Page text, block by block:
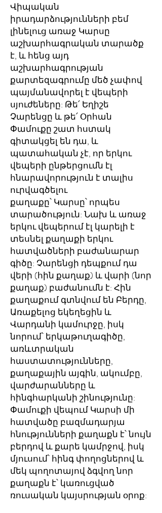
Վիպական
իրադարձությունների բեմ
լինելուց առաջ Կարսը
աշխարհագրական տարածք
է, և հենց այդ
աշխարհագրության
քարտեզագրումը մեծ չափով
պայմանավորել է վեպերի
սյուժեները: Թե՛ Եղիշե
Չարենցը և թե՛ Օրհան
Փամուքը շատ հստակ
գիտակցել են դա, և
պատահական չէ, որ երկու
վեպերի ընթերցումն էլ
հնարավորություն է տալիս
ուրվագծելու
քաղաքը՝ Կարսը՝ որպես
տարածություն: Նախ և առաջ
երկու վեպերում էլ կարելի է
տեսնել քաղաքի երկու
հատվածների բաժանարար
գիծը: Չարենցի դեպքում դա
վերի (հին քաղաք) և վարի (նոր
քաղաք) բաժանումն է: Հին
քաղաքում գտնվում են Բերդը,
Առաքելոց եկեղեցին և
Վարդանի կամուրջը, իսկ
նորում՝ երկաթուղագիծը,
առևտրական
հաստատությունները,
քաղաքային այգին, ակումբը,
վարժարանները և
հինգհարկանի շինությունը:
Փամուքի վեպում Կարսի մի
հատվածը բազմադարյա
հնությունների քաղաքն է՝ նույն
բերդով և քարե կամրջով, իսկ
մյուսում՝ հինգ փողոցներով և
մեկ պողոտայով ձգվող նոր
քաղաքն է՝ կառուցված
ռուսական կայսրության օրոք: